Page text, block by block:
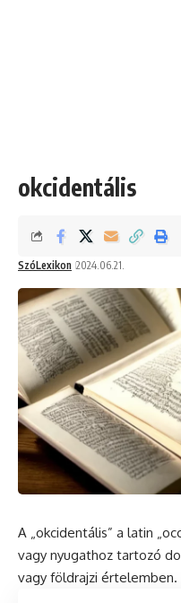
okcidentális
SzóLexikon 2024.06.21.
A „okcidentális” a latin
vagy nyugathoz tartozó
vagy földrajzi értelemben.